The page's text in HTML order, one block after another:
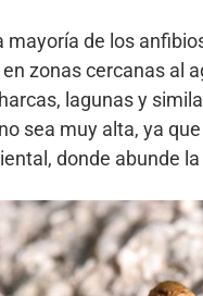
mayoría de los
zonas cercanas al
lagunas y
sea muy alta, ya
donde abunde